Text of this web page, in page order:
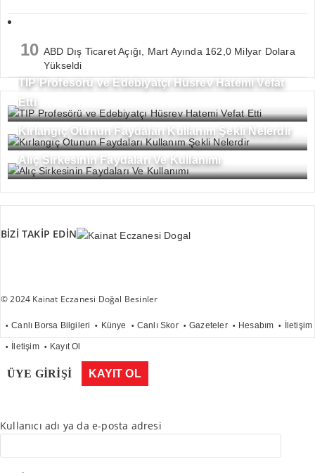
10 ABD Dış Ticaret Açığı, Mart Ayında 162,0 Milyar Dolara
Yükseldi
TIP Profesörü ve Edebiyatçı Hüsrev Hatemi Vefat
Etti
Kırlangıç Otunun Faydaları Kullanım Şekli Nelerdir
Alıç Sirkesinin Faydaları Ve Kullanımı
BİZİ TAKİP EDİN
© 2024 Kainat Eczanesi Doğal Besinler
Canlı Borsa Bilgileri Künye Canlı Skor Gazeteler Hesabım İletişim
İletişim Kayıt Ol
ÜYE GİRİŞİ KAYIT OL
Kullanıcı adı ya da e-posta adresi